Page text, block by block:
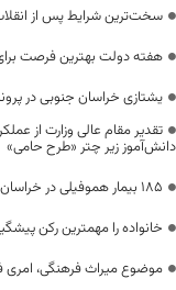
سخت‌ترین شرایط پس از
هفته دولت بهترین فرصت
یشتازی خراسان جنوبی در
دانش‌آموز زیر چتر «طرح حامی»
۱۸۵ بیمار هموفیلی در خراسان جنوبی تحت پوشش خدمات بیمه سلامت قرار دارند
خانواده را مهمترین رکن
موضوع میراث فرهنگی،